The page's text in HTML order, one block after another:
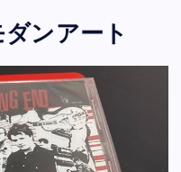
ンアート